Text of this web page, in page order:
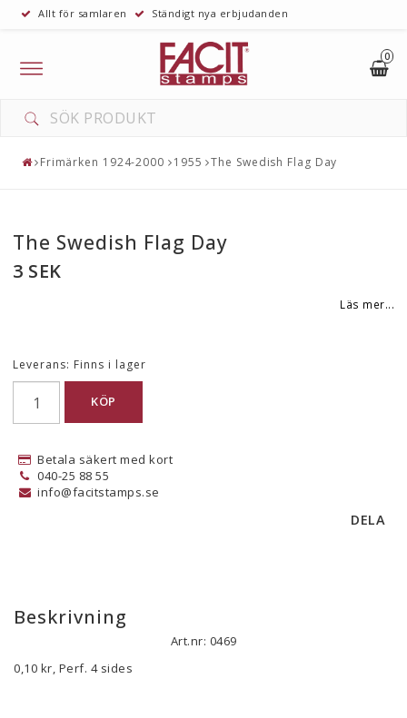
Allt för samlaren Ständigt nya erbjudanden
0
Toggle
navigation
Frimärken 1924-2000 1955 The Swedish Flag Day
The Swedish Flag Day
3 SEK
Läs mer...
Leverans: Finns i lager
KÖP
Betala säkert med kort
040-25 88 55
info@facitstamps.se
DELA
Beskrivning
Art.nr: 0469
0,10 kr, Perf. 4 sides